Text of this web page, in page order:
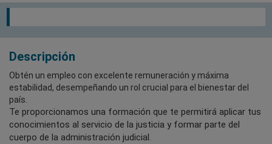
Descripción
Obtén un empleo con excelente remuneración y máxima
estabilidad, desempeñando un rol crucial para el bienestar del
país.
Te proporcionamos una formación que te permitirá aplicar tus
conocimientos al servicio de la justicia y formar parte del
cuerpo de la administración judicial.